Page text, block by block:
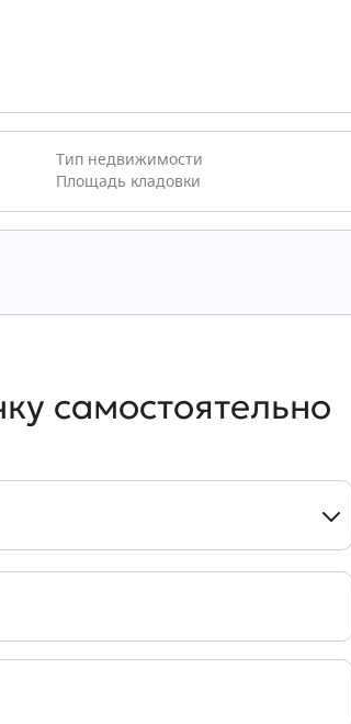
Тип недвижимости
Площадь кладовки
самостоятельно